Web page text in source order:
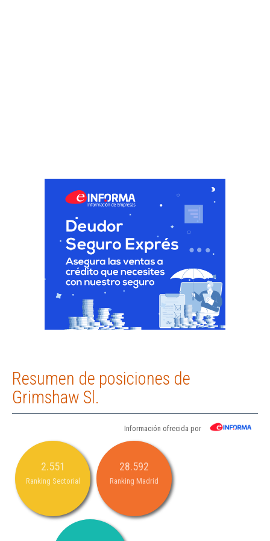
Resumen de posiciones de
Grimshaw Sl.
Información ofrecida por
2.551
Ranking Sectorial
28.592
Ranking Madrid